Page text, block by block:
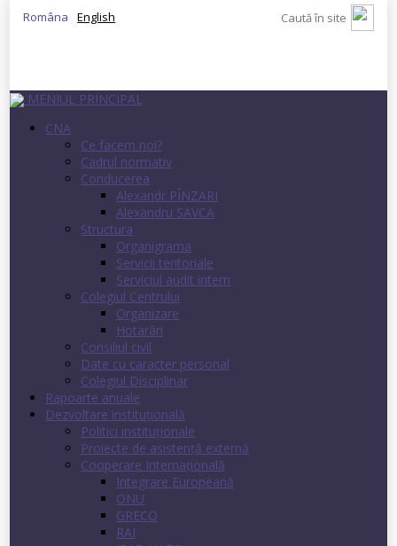
Româna English
MENIUL PRINCIPAL
CNA
Ce facem noi?
Cadrul normativ
Conducerea
Alexandr PÎNZARI
Alexandru SAVCA
Structura
Organigrama
Servicii teritoriale
Serviciul audit intern
Colegiul Centrului
Organizare
Hotarâri
Consiliul civil
Date cu caracter personal
Colegiul Disciplinar
Rapoarte anuale
Dezvoltare instituţională
Politici instituţionale
Proiecte de asistenţă externă
Cooperare Internaţională
Integrare Europeană
ONU
GRECO
RAI